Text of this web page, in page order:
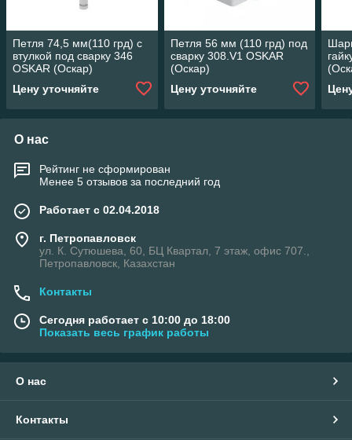
Петля 74,5 мм(110 грд) с
втулкой под сварку 346
OSKAR (Оскар)
Цену уточняйте
Петля 56 мм (110 грд) под
сварку 308.V1 OSKAR
(Оскар)
Цену уточняйте
О нас
Рейтинг не сформирован
Менее 5 отзывов за последний год
Работает с 02.04.2018
г. Петропавловск
ул. К. Сутюшева, 60, БЦ Квартал, 7 этаж, офис 707.,
Петропавловск, Казахстан
Контакты
Сегодня работает с 10:00 до 18:00
Показать весь график работы
О нас
Контакты